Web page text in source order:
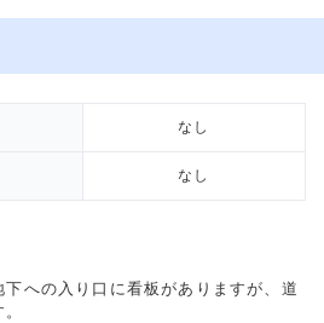
なし
なし
への入り口に看板がありますが、道